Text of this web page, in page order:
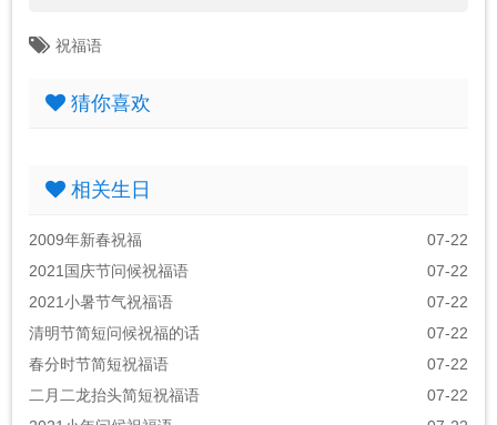
祝福语
猜你喜欢
相关生日
2009年新春祝福
07-22
2021国庆节问候祝福语
07-22
2021小暑节气祝福语
07-22
清明节简短问候祝福的话
07-22
春分时节简短祝福语
07-22
二月二龙抬头简短祝福语
07-22